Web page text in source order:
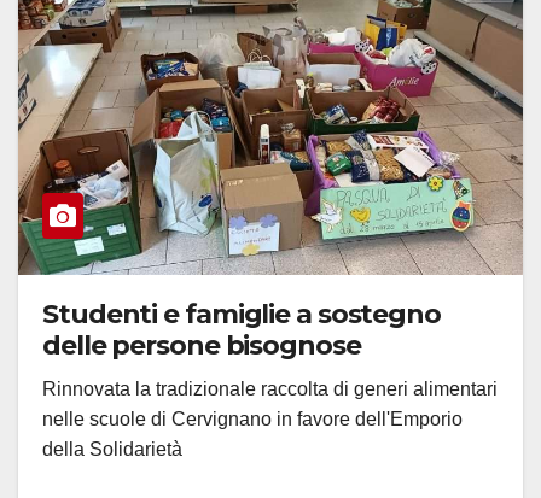
Studenti e famiglie a sostegno
delle persone bisognose
Rinnovata la tradizionale raccolta di generi alimentari
nelle scuole di Cervignano in favore dell'Emporio
della Solidarietà